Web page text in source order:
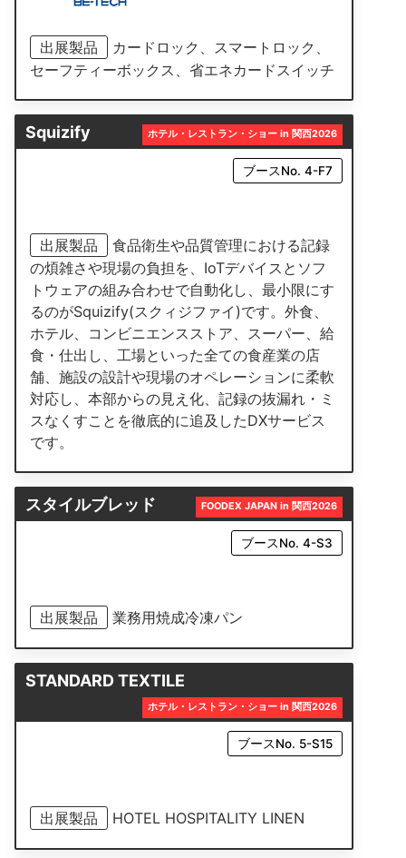
出展製品
カードロック、スマートロック、
セーフティーボックス、省エネカードスイッチ
Squizify ホテル・レストラン・ショー in 関西2026
ブースNo. 4-F7
出展製品
食品衛生や品質管理における記録
の煩雑さや現場の負担を、IoTデバイスとソフ
トウェアの組み合わせで自動化し、最小限にす
るのがSquizify(スクィジファイ)です。外食、
ホテル、コンビニエンスストア、スーパー、給
食・仕出し、工場といった全ての食産業の店
舗、施設の設計や現場のオペレーションに柔軟
対応し、本部からの見え化、記録の抜漏れ・ミ
スなくすことを徹底的に追及したDXサービス
です。
スタイルブレッド FOODEX JAPAN in 関西2026
ブースNo. 4-S3
出展製品 業務用焼成冷凍パン
STANDARD TEXTILE
ホテル・レストラン・ショー in 関西2026
ブースNo. 5-S15
出展製品 HOTEL HOSPITALITY LINEN